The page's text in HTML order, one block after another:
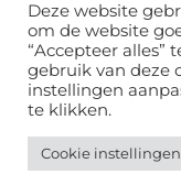
Deze website
om de website
“Accepteer alles”
gebruik van deze
instellingen
te klikken.
Cookie instellingen